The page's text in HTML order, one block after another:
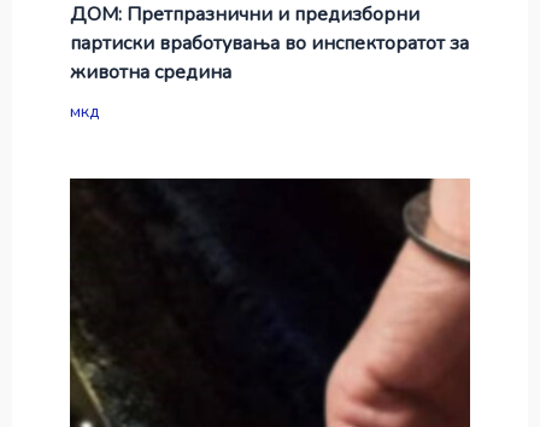
ДОМ: Претпразнични и предизборни
партиски вработувања во инспекторатот за
животна средина
мкд